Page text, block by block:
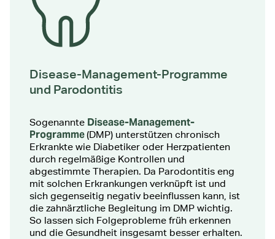
Disease-Management-Programme
und Parodontitis
Sogenannte Disease-Management-
Programme(DMP) unterstützen chronisch
Erkrankte wie Diabetiker oder Herzpatienten
durch regelmäßige Kontrollen und
abgestimmte Therapien. Da Parodontitis eng
mit solchen Erkrankungen verknüpft ist und
sich gegenseitig negativ beeinflussen kann, ist
die zahnärztliche Begleitung im DMP wichtig.
So lassen sich Folgeprobleme früh erkennen
und die Gesundheit insgesamt besser erhalten.